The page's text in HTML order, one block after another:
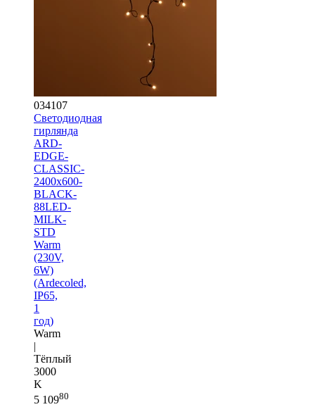
034107
Светодиодная
гирлянда
ARD-
EDGE-
CLASSIC-
2400x600-
BLACK-
88LED-
MILK-
STD
Warm
(230V,
6W)
(Ardecoled,
IP65,
1
год)
Warm
|
Тёплый
3000
K
5 10980